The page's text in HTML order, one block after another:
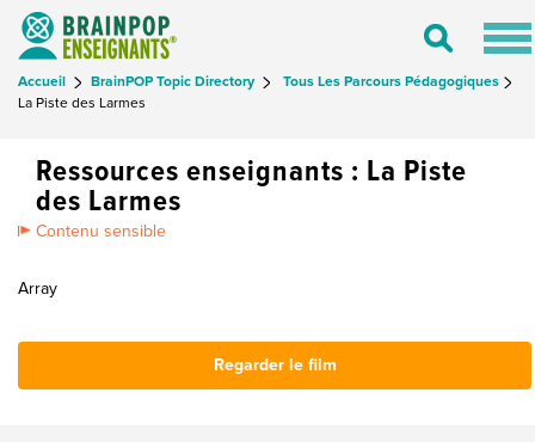
Toggle
Accueil BrainPOP Topic Directory
Tous Les Parcours Pédagogiques
La Piste des Larmes
Ressources enseignants : La Piste
des Larmes
Contenu sensible
Array
Regarder le film